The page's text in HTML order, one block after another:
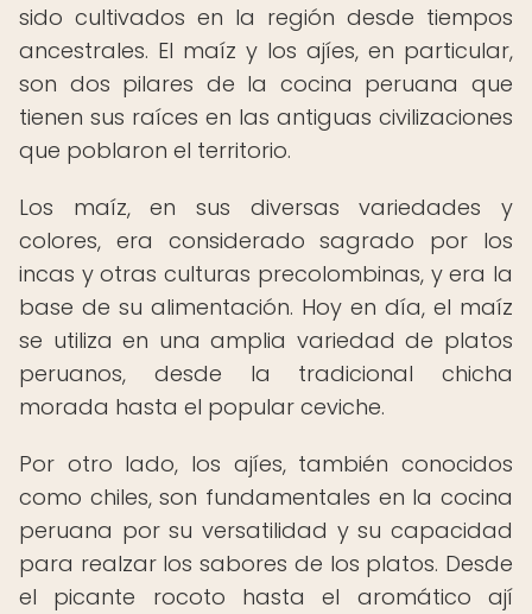
sido cultivados en la región desde tiempos
ancestrales. El maíz y los ajíes, en particular,
son dos pilares de la cocina peruana que
tienen sus raíces en las antiguas civilizaciones
que poblaron el territorio.
Los maíz, en sus diversas variedades y
colores, era considerado sagrado por los
incas y otras culturas precolombinas, y era la
base de su alimentación. Hoy en día, el maíz
se utiliza en una amplia variedad de platos
peruanos, desde la tradicional chicha
morada hasta el popular ceviche.
Por otro lado, los ajíes, también conocidos
como chiles, son fundamentales en la cocina
peruana por su versatilidad y su capacidad
para realzar los sabores de los platos. Desde
el picante rocoto hasta el aromático ají